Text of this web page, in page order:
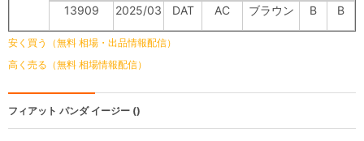
13909 2025/03 DAT AC ブラウン B B
安く買う（無料 相場・出品情報配信）
高く売る（無料 相場情報配信）
フィアット パンダイージー ()